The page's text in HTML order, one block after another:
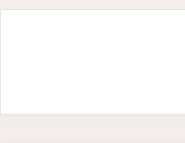
Skip